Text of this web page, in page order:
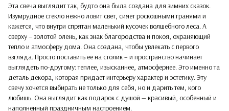
Эта свеча выглядит так, будто она была создана для зимних сказок.
Изумрудное стекло нежно ловит свет, сияет роскошными гранями и
кажется, что внутри спрятан маленький кусочек волшебного леса. А
сверху – золотой олень, как знак благородства и покоя, охраняющий
тепло и атмосферу дома. Она создана, чтобы увлекать с первого
взгляда. Просто поставить ее на столик – и пространство начинает
выглядеть по-другому: теплее, изысканнее, атмосфернее. Это именно та
деталь декора, которая придает интерьеру характер и эстетику. Эту
свечу хочется выбирать не только для себя, но и дарить тем, кого
любишь. Она выглядит как подарок с душой — красивый, особенный и
наполненный праздничным настроением.